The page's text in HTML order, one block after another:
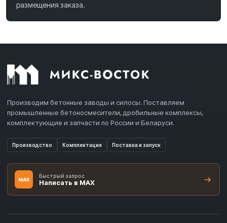
размещения заказа.
Производим бетонные заводы и силосы. Поставляем
промышленные бетоносмесители, дробильные комплексы,
комплектующие и запчасти по России и Беларуси.
Производство Комплектация Поставка и запуск
MAX
Быстрый запрос
Написать в MAX